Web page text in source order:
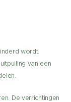
wordt.
van een
De verrichtingen